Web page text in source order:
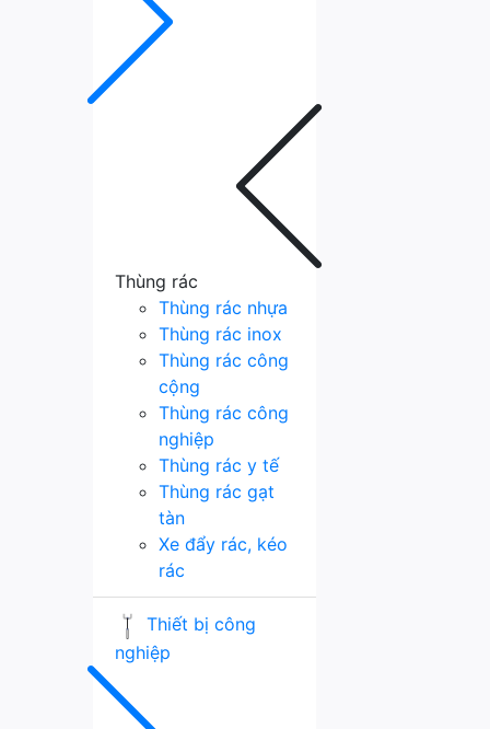
Thùng rác
Thùng rác nhựa
Thùng rác inox
Thùng rác công
cộng
Thùng rác công
nghiệp
Thùng rác y tế
Thùng rác gạt
tàn
Xe đẩy rác, kéo
rác
Thiết bị công
nghiệp